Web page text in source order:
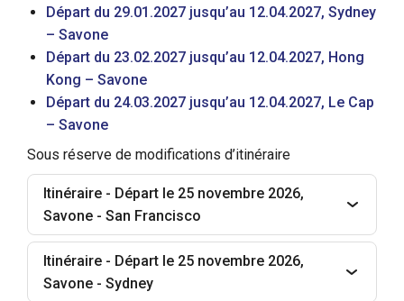
Départ du 29.01.2027 jusqu’au 12.04.2027, Sydney
– Savone
Départ du 23.02.2027 jusqu’au 12.04.2027, Hong
Kong – Savone
Départ du 24.03.2027 jusqu’au 12.04.2027, Le Cap
– Savone
Sous réserve de modifications d’itinéraire
Itinéraire - Départ le 25 novembre 2026,
Savone - San Francisco
Itinéraire - Départ le 25 novembre 2026,
Savone - Sydney